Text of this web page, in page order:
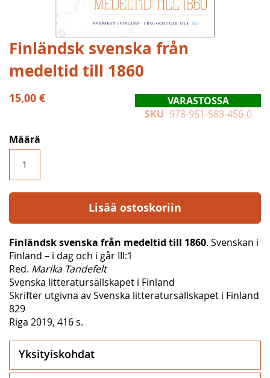
Skip
to
the
of
gallery
Finländsk svenska från
medeltid till 1860
15,00 €
VARASTOSSA
SKU 978-951-583-456-0
Määrä
Lisää ostoskoriin
Finländsk svenska från medeltid till 1860. Svenskan i
Finland – i dag och i går III:1
Red. Marika Tandefelt
Svenska litteratursällskapet i Finland
Skrifter utgivna av Svenska litteratursällskapet i Finland
829
Riga 2019, 416 s.
Yksityiskohdat